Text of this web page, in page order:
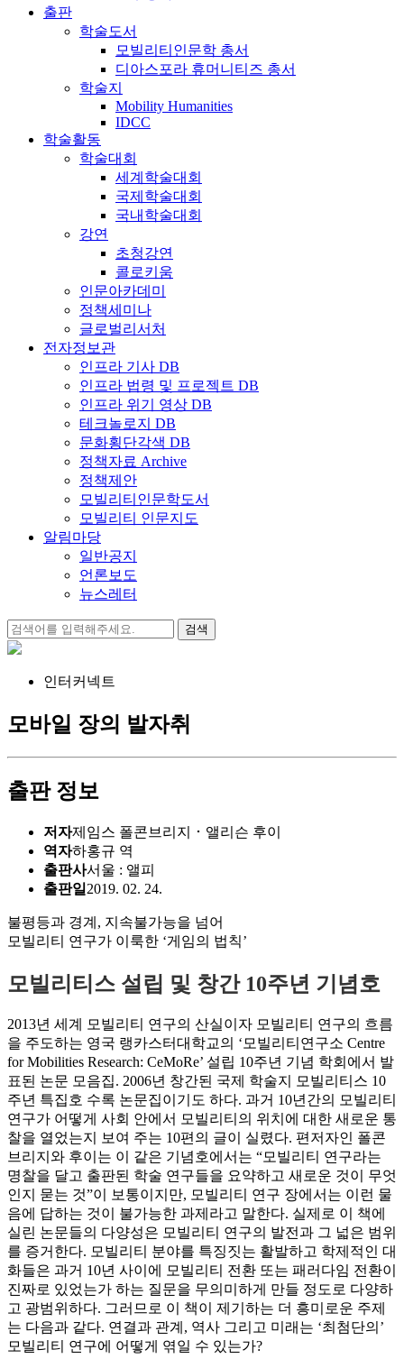
출판
학술도서
모빌리티인문학 총서
디아스포라 휴머니티즈 총서
학술지
Mobility Humanities
IDCC
학술활동
학술대회
세계학술대회
국제학술대회
국내학술대회
강연
초청강연
콜로키움
인문아카데미
정책세미나
글로벌리서처
전자정보관
인프라 기사 DB
인프라 법령 및 프로젝트 DB
인프라 위기 영상 DB
테크놀로지 DB
문화횡단각색 DB
정책자료 Archive
정책제안
모빌리티인문학도서
모빌리티 인문지도
알림마당
일반공지
언론보도
뉴스레터
검
색:
인터커넥트
모바일 장의 발자취
출판 정보
저자제임스 폴콘브리지 ･ 앨리슨 후이
역자하홍규 역
출판사서울 : 앨피
출판일 2019. 02. 24.
불평등과 경계, 지속불가능을 넘어
모빌리티 연구가 이룩한 ‘게임의 법칙’
모빌리티스 설립 및 창간 10주년 기념호
2013년 세계 모빌리티 연구의 산실이자 모빌리티 연구의 흐름
을 주도하는 영국 랭카스터대학교의 ‘모빌리티연구소 Centre
for Mobilities Research: CeMoRe’ 설립 10주년 기념 학회에서 발
표된 논문 모음집. 2006년 창간된 국제 학술지 모빌리티스 10
주년 특집호 수록 논문집이기도 하다. 과거 10년간의 모빌리티
연구가 어떻게 사회 안에서 모빌리티의 위치에 대한 새로운 통
찰을 열었는지 보여 주는 10편의 글이 실렸다. 편저자인 폴콘
브리지와 후이는 이 같은 기념호에서는 “모빌리티 연구라는
명찰을 달고 출판된 학술 연구들을 요약하고 새로운 것이 무엇
인지 묻는 것”이 보통이지만, 모빌리티 연구 장에서는 이런 물
음에 답하는 것이 불가능한 과제라고 말한다. 실제로 이 책에
실린 논문들의 다양성은 모빌리티 연구의 발전과 그 넓은 범위
를 증거한다. 모빌리티 분야를 특징짓는 활발하고 학제적인 대
화들은 과거 10년 사이에 모빌리티 전환 또는 패러다임 전환이
진짜로 있었는가 하는 질문을 무의미하게 만들 정도로 다양하
고 광범위하다. 그러므로 이 책이 제기하는 더 흥미로운 주제
는 다음과 같다. 연결과 관계, 역사 그리고 미래는 ‘최첨단의’
모빌리티 연구에 어떻게 엮일 수 있는가?